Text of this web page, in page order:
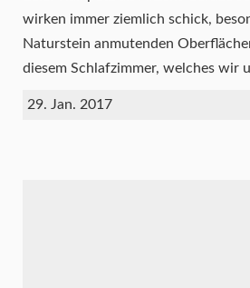
wirken immer ziemlich schick,
Naturstein anmutenden
diesem Schlafzimmer, welches wir
29. Jan. 2017